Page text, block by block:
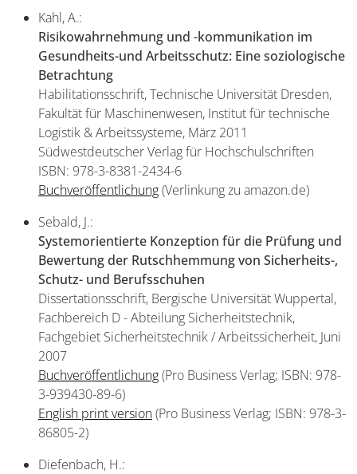
Kahl, A.:
Risikowahrnehmung und -kommunikation im
Gesundheits-und Arbeitsschutz: Eine soziologische
Betrachtung
Habilitationsschrift, Technische Universität Dresden,
Fakultät für Maschinenwesen, Institut für technische
Logistik & Arbeitssysteme, März 2011
Südwestdeutscher Verlag für Hochschulschriften
ISBN: 978-3-8381-2434-6
Buchveröffentlichung(Verlinkung zu amazon.de)
Sebald, J.:
Systemorientierte Konzeption für die Prüfung und
Bewertung der Rutschhemmung von Sicherheits-,
Schutz- und Berufsschuhen
Dissertationsschrift, Bergische Universität Wuppertal,
Fachbereich D - Abteilung Sicherheitstechnik,
Fachgebiet Sicherheitstechnik / Arbeitssicherheit, Juni
2007
Buchveröffentlichung(Pro Business Verlag; ISBN: 978-
3-939430-89-6)
English print version(Pro Business Verlag; ISBN: 978-3-
86805-2)
Diefenbach, H.: